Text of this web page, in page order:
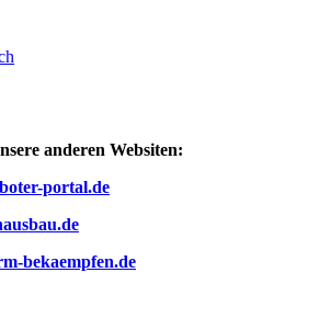
anderen Websiten:
portal.de
bekaempfen.de